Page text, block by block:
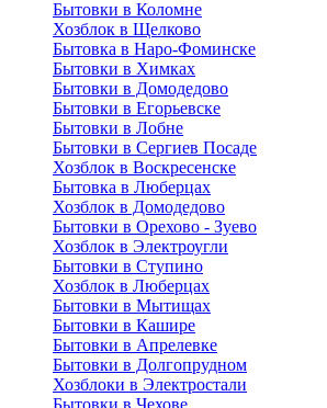
Бытовки в Коломне
Хозблок в Щелково
Бытовка в Наро-Фоминске
Бытовки в Химках
Бытовки в Домодедово
Бытовки в Егорьевске
Бытовки в Лобне
Бытовки в Сергиев Посаде
Хозблок в Воскресенске
Бытовка в Люберцах
Хозблок в Домодедово
Бытовки в Орехово - Зуево
Хозблок в Электроугли
Бытовки в Ступино
Хозблок в Люберцах
Бытовки в Мытищах
Бытовки в Кашире
Бытовки в Апрелевке
Бытовки в Долгопрудном
Хозблоки в Электростали
Бытовки в Чехове